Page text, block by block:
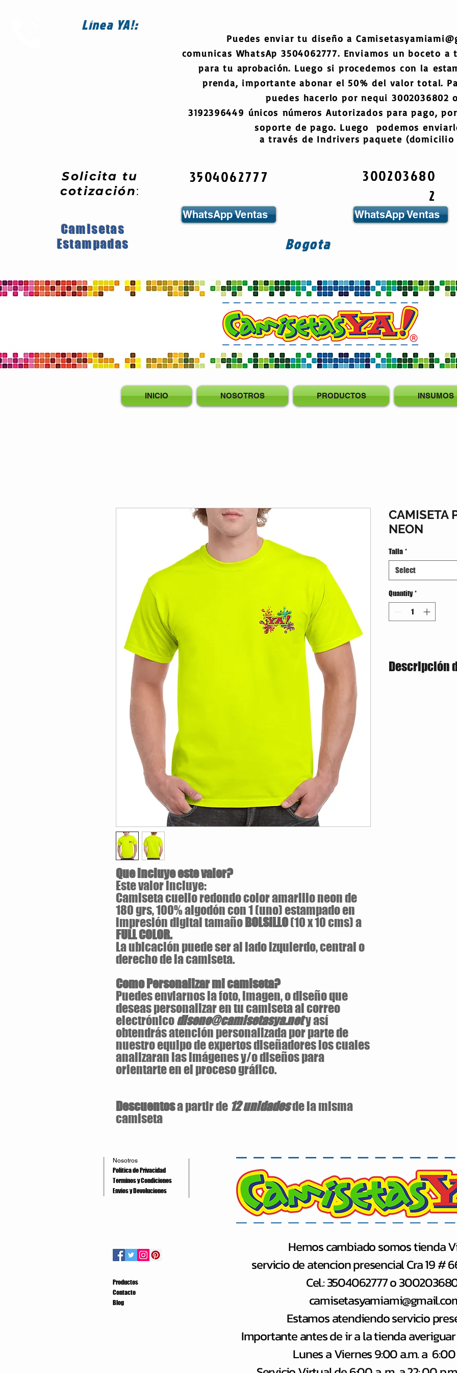
LíneaYA!:
Solicita tu
cotización:
Camisetas
Estampadas
Puedes enviar tu diseño a
comunicas WhatsAp 3504062777. Enviamos un boceto
para tu aprobación. Luego si procedemos con la
prenda, importante abonar el 50% del valor total.
puedes hacerlo por nequi 3002036802
3192396449 únicos números Autorizados para pago,
soporte de pago. Luego podemos
a través de Indrivers paquete (domicilio
3504062777
WhatsApp Ventas
Bogota
300203680
2
WhatsApp Ventas
INICIO NOSOTROS PRODUCTOS INSUMOS
Que incluye este valor?
Este valor incluye:
Camiseta cuello redondo color amarillo neon de
180 grs, 100% algodón con 1 (uno) estampado en
impresión digital tamaño BOLSILLO(10 x 10 cms) a
FULL COLOR.
La ubicación puede ser al lado izquierdo, central o
derecho de la camiseta.
Como Personalizar mi camiseta?
Puedes enviarnos la foto, imagen, o diseño que
deseas personalizar en tu camiseta al correo
electrónicodiseno@camisetasya.nety así
obtendrás atención personalizada por parte de
nuestro equipo de expertos diseñadores los cuales
analizaran las imágenes y/o diseños para
orientarte en el proceso gráfico.
Descuentosa partir de 12 unidadesde la misma
camiseta
CAMISETA
NEON
Talla *
Select
Quantity *
Descripción
180 gramos / 100%
Nosotros
Politica de Privacidad
Terminos y Condiciones
Envios y Devoluciones
Productos
Contacto
Blog
Hemos cambiado somos tienda
servicio de atencion presencial Cra 19 #
Cel.: 3504062777 o
Estamos atendiendo servicio
Importante antes de ir a la tienda
Lunes a Viernes 9:00 a.m. a 6:00